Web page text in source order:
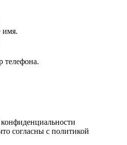
имя.
телефона.
согласны с политикой